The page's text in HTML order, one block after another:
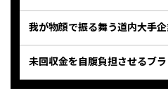
我が物顔で振る舞う道内大手
未回収金を自腹負担させるブ